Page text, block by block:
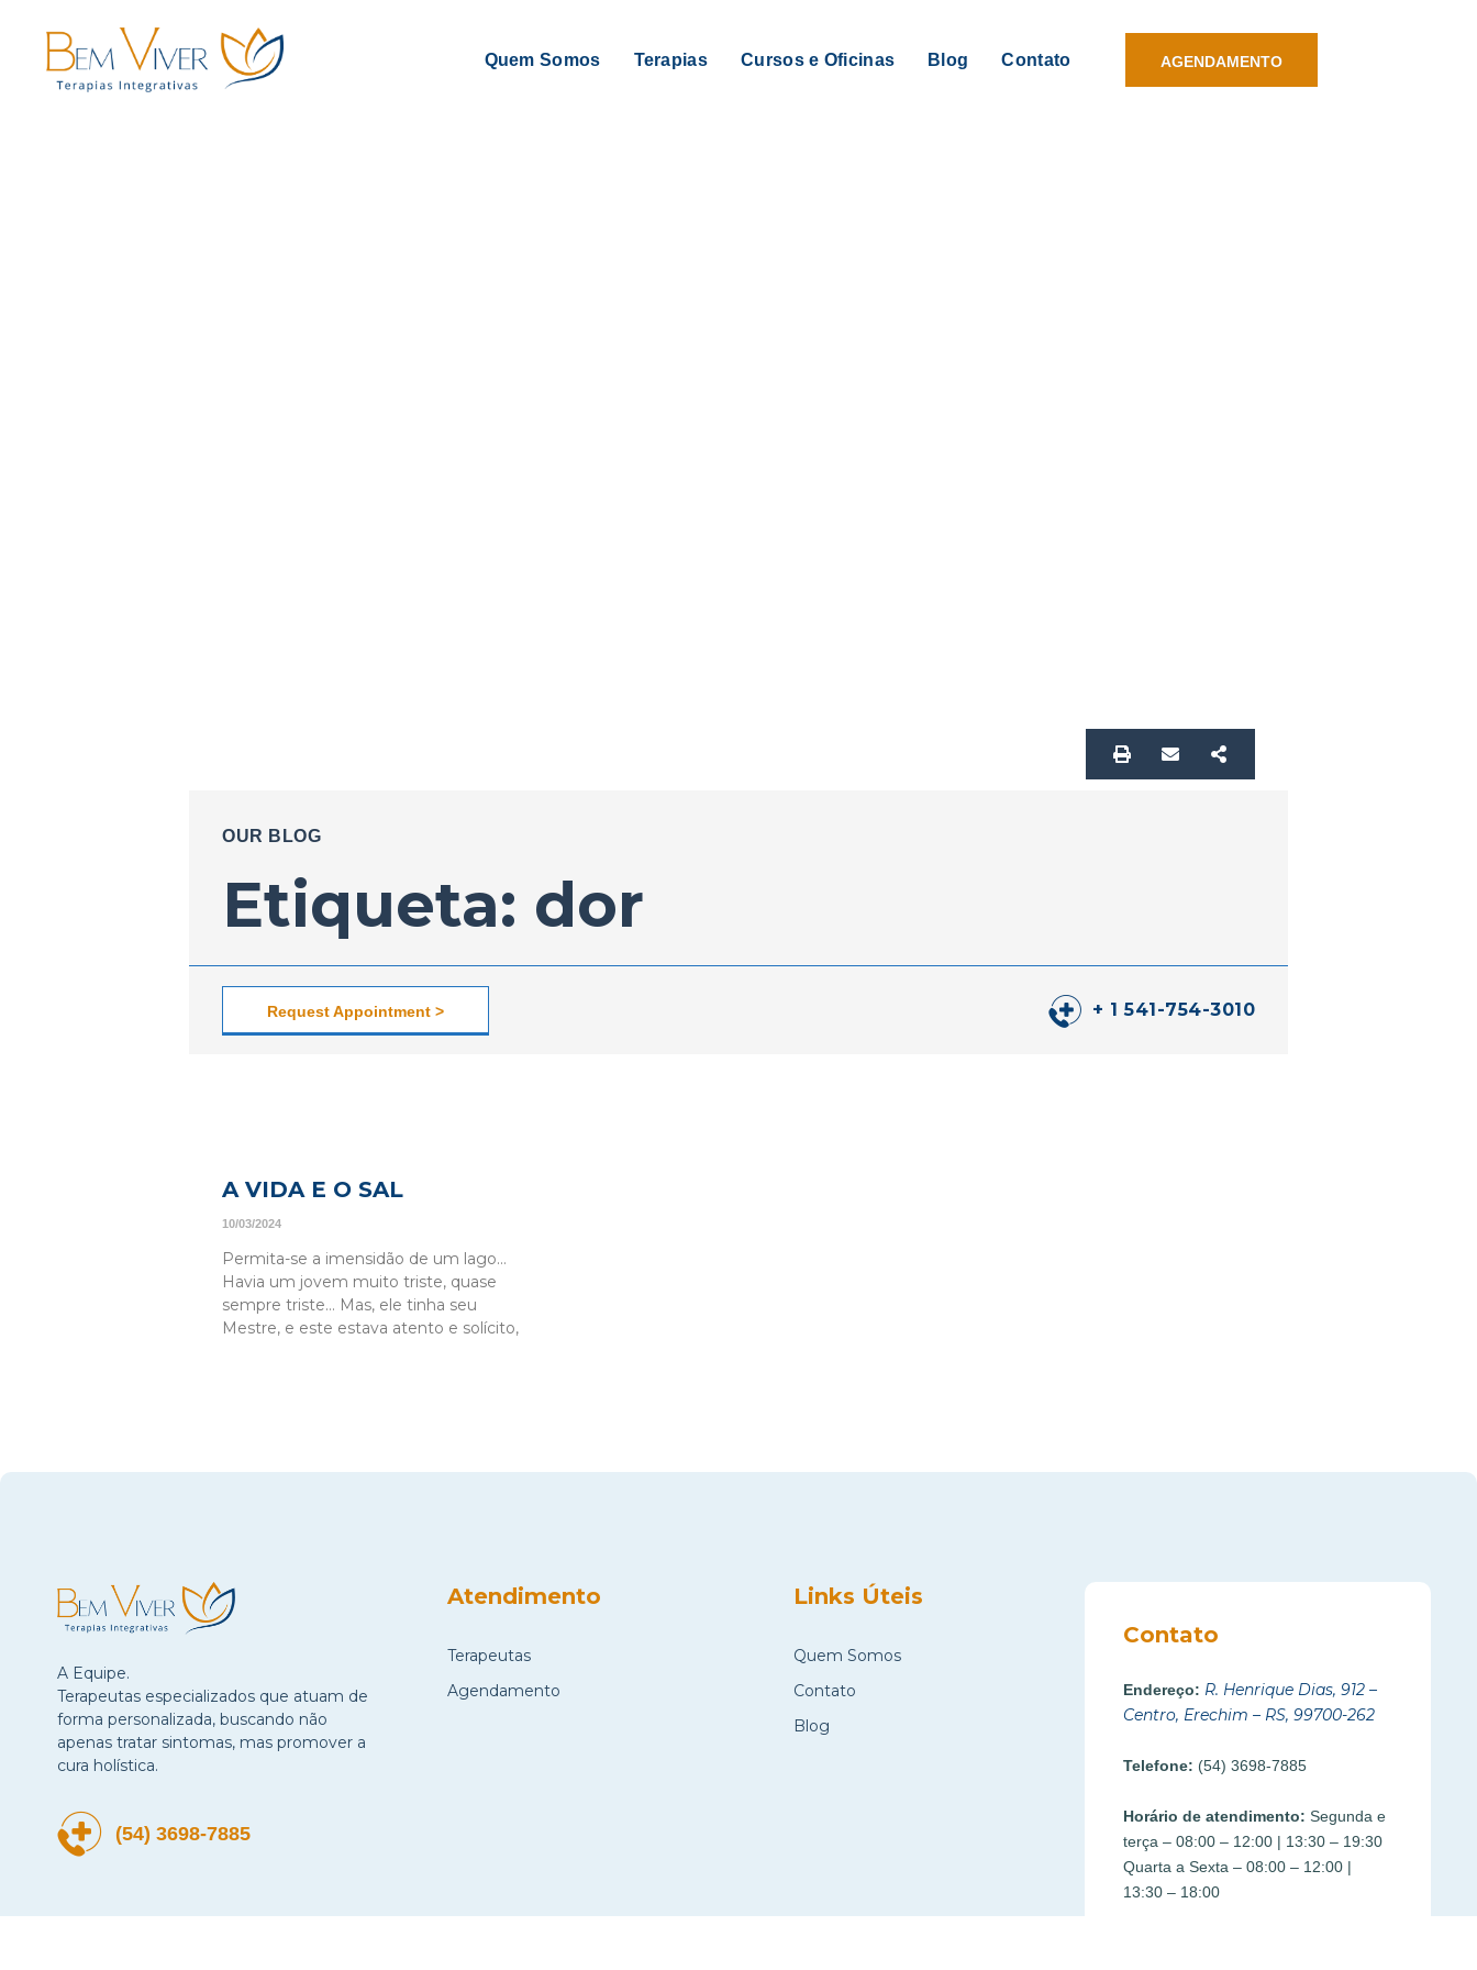
Quem Somos Terapias Cursos e Oficinas Blog Contato AGENDAMENTO
OUR BLOG
Etiqueta: dor
Request Appointment > + 1 541-754-3010
A VIDA E O SAL
10/03/2024
Permita-se a imensidão de um lago…
Havia um jovem muito triste, quase
sempre triste… Mas, ele tinha seu
Mestre, e este estava atento e solícito,
A Equipe.
Terapeutas especializados que atuam de
forma personalizada, buscando não
apenas tratar sintomas, mas promover a
cura holística.
(54) 3698-7885
Atendimento
Terapeutas
Agendamento
Links Úteis
Quem Somos
Contato
Blog
Contato
Endereço: R. Henrique Dias, 912 –
Centro, Erechim – RS, 99700-262
Telefone: (54) 3698-7885
Horário de atendimento: Segunda e
terça – 08:00 – 12:00 | 13:30 – 19:30
Quarta a Sexta – 08:00 – 12:00 |
13:30 – 18:00